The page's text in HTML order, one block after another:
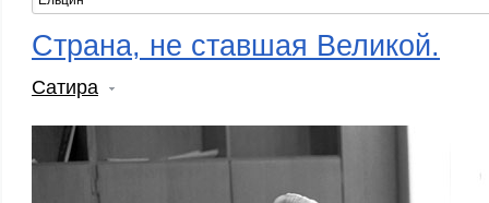
Страна, не ставшая Великой.
Сатира